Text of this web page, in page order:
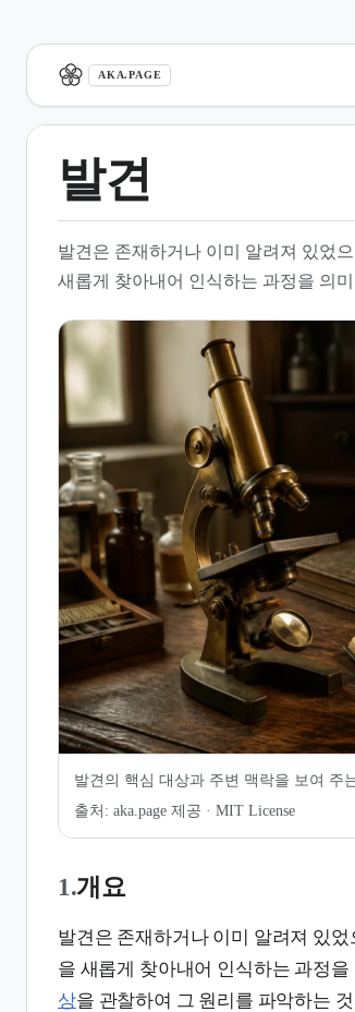
AKA.PAGE
발견
발견은 존재하거나 이미 알려져 있었
새롭게 찾아내어 인식하는 과정을 의
발견의 핵심 대상과 주변 맥락을 보여 주
출처: aka.page 제공 · MIT License
1.개요
발견은 존재하거나 이미 알려져 있
을 새롭게 찾아내어 인식하는 과정
상을 관찰하여 그 원리를 파악하는
개요
발견과 발명의 개념적 차이
과학적 발견의 역사적 변천
발견의 발생 기제와 유형
분야별 주요 발견 사례
철학적 및 심리적 관점에서의
발견
같이 보기